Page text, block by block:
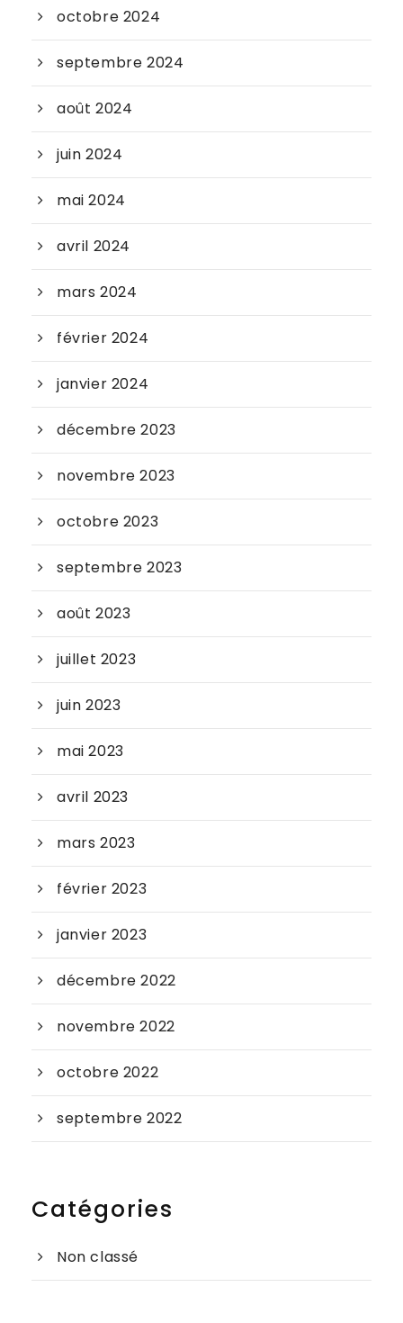
octobre 2024
septembre 2024
août 2024
juin 2024
mai 2024
avril 2024
mars 2024
février 2024
janvier 2024
décembre 2023
novembre 2023
octobre 2023
septembre 2023
août 2023
juillet 2023
juin 2023
mai 2023
avril 2023
mars 2023
février 2023
janvier 2023
décembre 2022
novembre 2022
octobre 2022
septembre 2022
Catégories
Non classé